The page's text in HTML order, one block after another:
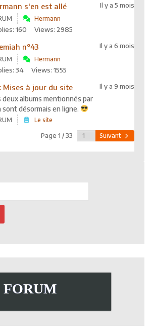
s'en est allé Il y a 5 mois
Hermann
160 Views: 2985
n°43 Il y a 6 mois
Hermann
34 Views: 1555
Mises à jour du site
deux albums mentionnés par
sont désormais en ligne.
Il y a 9 mois
Le site
Page 1 / 33 Suivant
FORUM